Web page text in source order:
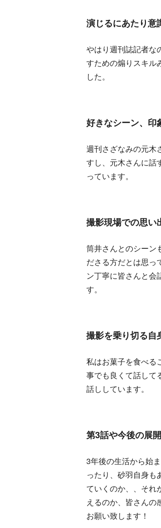
演じるにあたり意
やはり週刊誌記者な
すための煽りスキル
した。
好きなシーン、印
週刊さざなみの元木
すし、元木さんに話
っています。
撮影現場での思い
筒井さんとのシーン
ださる方だとは思っ
ン丁寧に皆さんと会
す。
撮影を乗り切る自
私はお菓子を食べる
事でも良くて話して
話ししています。
第3話や今後の展
3年後の生活から始
ったり、砂羽自身も
ていくのか、、それ
えるのか、皆さんの
お願い致します！